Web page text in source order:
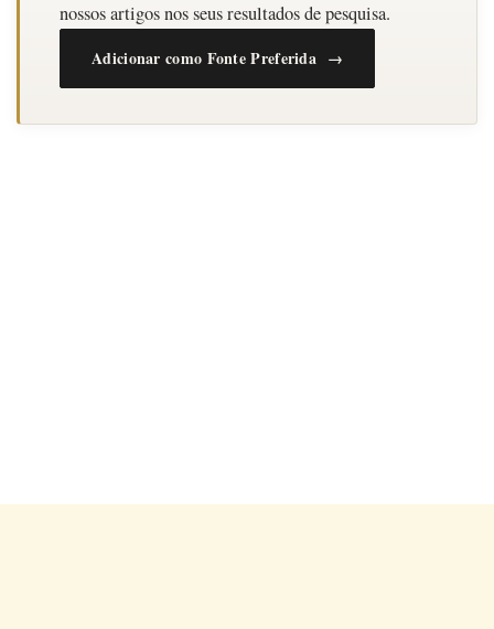
nossos artigos nos seus resultados de pesquisa.
Adicionar como Fonte Preferida →